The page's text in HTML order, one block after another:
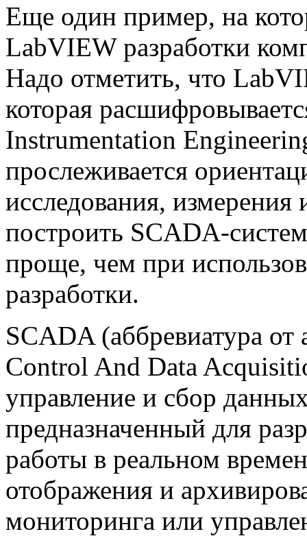
Еще один пример, на
LabVIEW разработки
Надо отметить, что
которая
Instrumentation
прослеживается
исследования,
построить SCADA-
проще, чем при
разработки.
SCADA (аббревиатура от
Control And Data
управление и сбор
предназначенный для
работы в реальном
отображения и
мониторинга или